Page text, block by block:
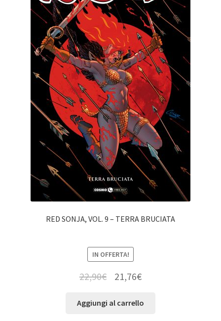
RED SONJA, VOL. 9 – TERRA BRUCIATA
IN OFFERTA!
22,90€ 21,76€
Aggiungi al carrello